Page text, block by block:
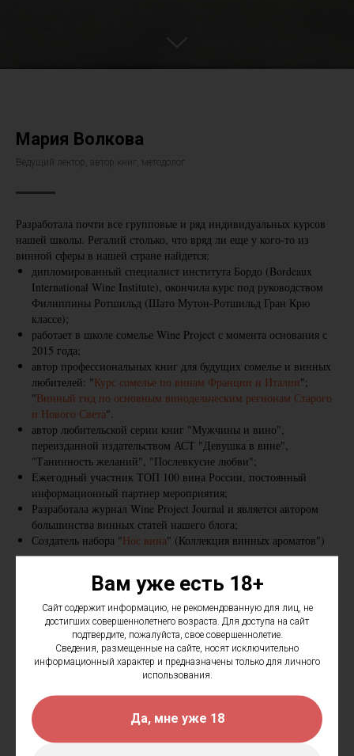
Вам уже есть 18+
Сайт содержит информацию, не рекомендованную для лиц, не
достигших совершеннолетнего возраста. Для доступа на сайт
подтвердите, пожалуйста, свое совершеннолетие.
Сведения, размещенные на сайте, носят исключительно
информационный характер и предназначены только для личного
использования.
Да, мне уже 18
Мария Волкова
Ведущий лектор, автор книг, методолог
Разработала почти все групповые и ряд индивидуальных курсов
нашей школы. Регалий столько, что вряд ли еще у кого-то из
винной сферы в нашей стране найдется:
дипломированный специалист института Бордо (Bordeaux
International Wine Institute), окончила курс под руководством
Филиппины Ротшильд (Шато Мутон-Ротшильд Гран Крю
классе);
работает в школе сомелье Wine Project с момента основания с
2015 года;
автор профессиональных книг для будущих сомелье и винных
любителей: "Курс сомелье по винам Франции и Италии";
"Винный гид по основным винодельческим регионам Старого
и Нового Света".
автор любительской серии книг "Мужчины и вино",
переизданной издательством АСТ "Девушка в вине",
"Танинность желаний", "Послевкусие любви";
Ежегодный участник ТОП 100 вина России, постоянный
информационный партнер мероприятия;
Разработала журнал Wine Project Journal и является автором
большинства винных статей нашего блога;
Создатель набора "Нос вина" (Коллекция винных ароматов")